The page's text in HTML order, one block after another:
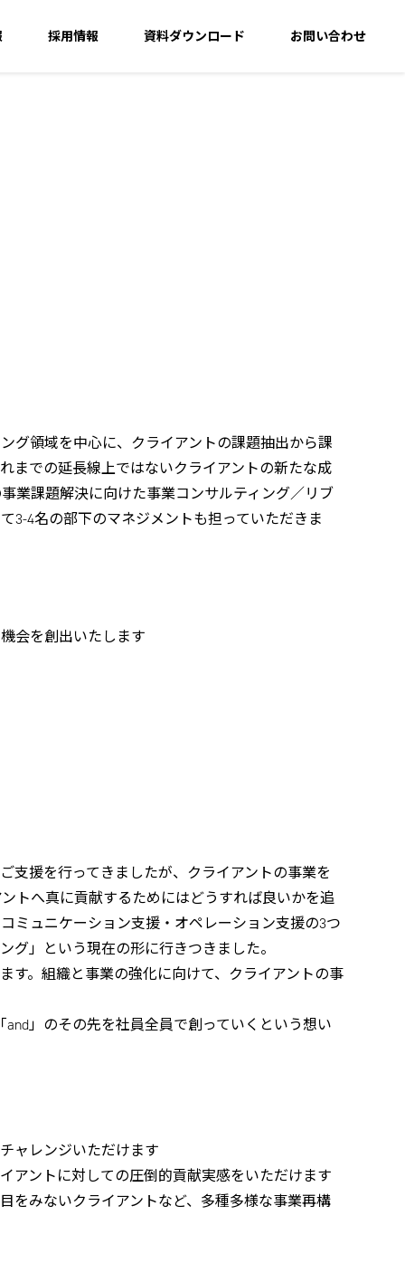
採用情報 資料ダウンロード お問い合わせ
グ領域を中心に、クライアントの課題抽出から課
までの延長線上ではないクライアントの新たな成
業課題解決に向けた事業コンサルティング／リブ
3-4名の部下のマネジメントも担っていただきま
会を創出いたします
支援を行ってきましたが、クライアントの事業を
トへ真に貢献するためにはどうすれば良いかを追
ミュニケーション支援・オペレーション支援の3つ
グ」という現在の形に行きつきました。
す。組織と事業の強化に向けて、クライアントの事
」のその先を社員全員で創っていくという想い
ャレンジいただけます
アントに対しての圧倒的貢献実感をいただけます
をみないクライアントなど、多種多様な事業再構